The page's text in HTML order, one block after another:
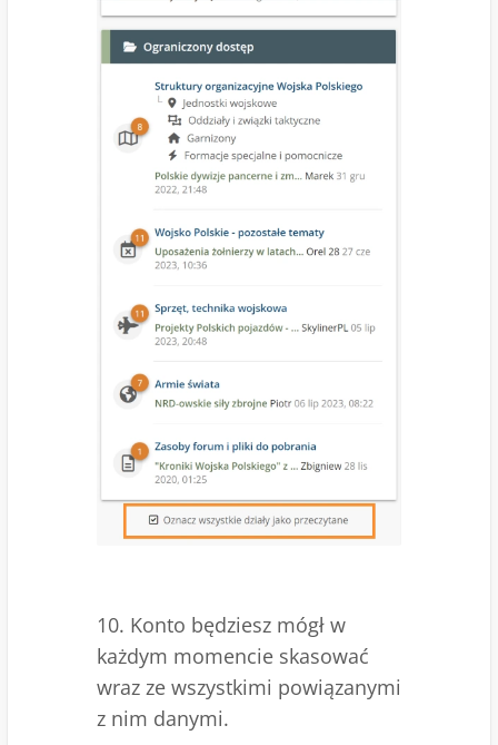
10. Konto będziesz mógł w
każdym momencie skasować
wraz ze wszystkimi powiązanymi
z nim danymi.